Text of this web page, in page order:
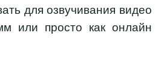
для озвучивания видео
или просто как онлайн